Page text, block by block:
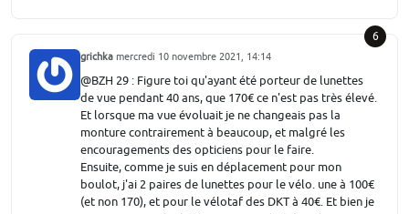
6
grichka mercredi 10 novembre 2021, 14:14
@BZH 29 : Figure toi qu'ayant été porteur de lunettes
de vue pendant 40 ans, que 170€ ce n'est pas très élevé.
Et lorsque ma vue évoluait je ne changeais pas la
monture contrairement à beaucoup, et malgré les
encouragements des opticiens pour le faire.
Ensuite, comme je suis en déplacement pour mon
boulot, j'ai 2 paires de lunettes pour le vélo. une à 100€
(et non 170), et pour le vélotaf des DKT à 40€. Et bien je